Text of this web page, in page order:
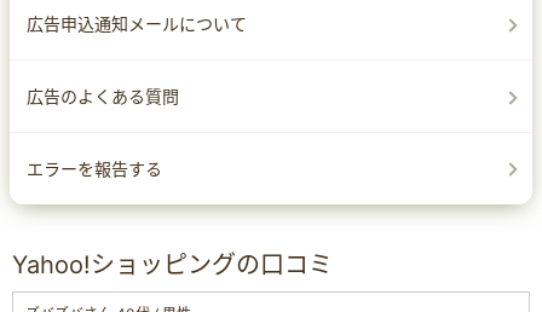
トのマニュアルをご確認ください。
広告申込通知メールについて
広告のよくある質問
エラーを報告する
Yahoo!ショッピングの口コミ